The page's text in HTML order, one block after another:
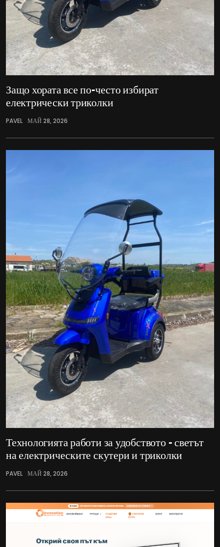
Защо хората все по-често избират
електрически триколки
PAVEL МАЙ 28, 2026
Технологията работи за удобството – светът
на електрическите скутери и триколки
PAVEL МАЙ 28, 2026